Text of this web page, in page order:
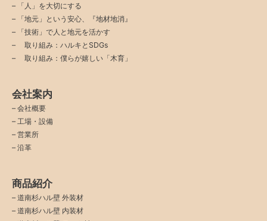
–
「人」を大切にする
–
「地元」という安心、『地材地消』
–
「技術」で人と地元を活かす
–
取り組み：ハルキとSDGs
–
取り組み：僕らが嬉しい「木育」
会社案内
– 会社概要
– 工場・設備
– 営業所
– 沿革
商品紹介
– 道南杉ハル壁 外装材
– 道南杉ハル壁 内装材